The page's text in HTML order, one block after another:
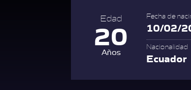
Edad
20
Años
Fecha de
10/02/
Nacionalidad
Ecuador